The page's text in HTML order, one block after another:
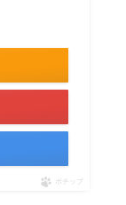
ポチップ